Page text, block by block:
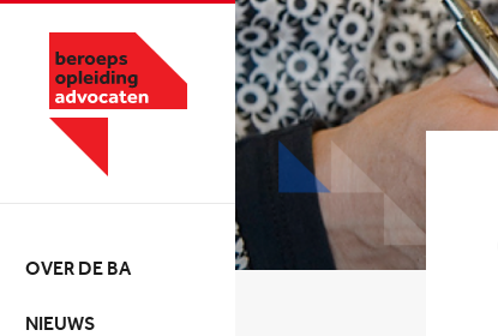
OVER DE BA
NIEUWS